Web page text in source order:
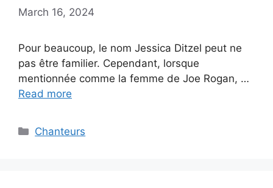
March 16, 2024
Pour beaucoup, le nom Jessica Ditzel peut ne
pas être familier. Cependant, lorsque
mentionnée comme la femme de Joe Rogan, …
Read more
Categories
Chanteurs